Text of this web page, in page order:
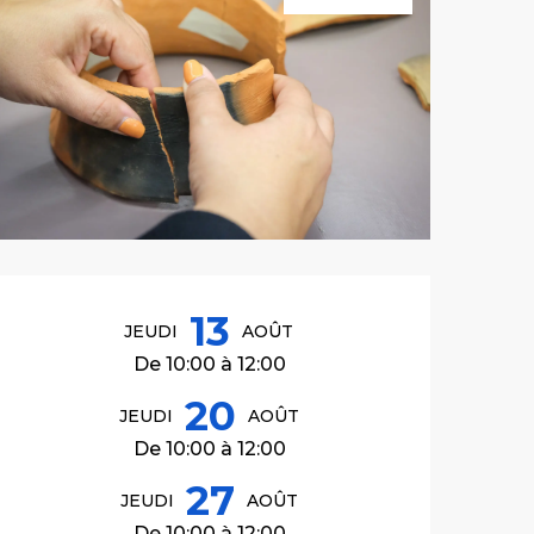
et
JEUDI 13 AOÛT
De 10:00 à 12:00
JEUDI 20 AOÛT
De 10:00 à 12:00
JEUDI 27 AOÛT